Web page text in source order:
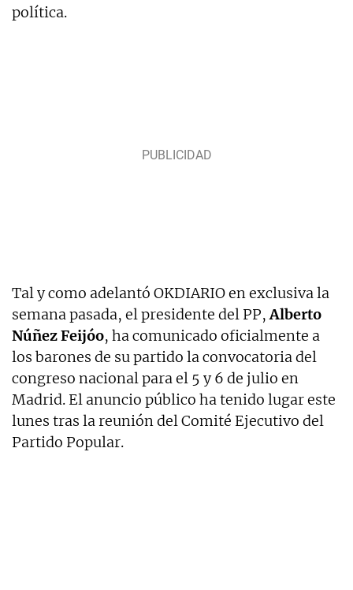
política.
Tal y como adelantó OKDIARIO en exclusiva la
semana pasada, el presidente del PP,Alberto
Núñez Feijóo, ha comunicado oficialmente a
los barones de su partido la convocatoria del
congreso nacional para el 5 y 6 de julio en
Madrid. El anuncio público ha tenido lugar este
lunes tras la reunión del Comité Ejecutivo del
Partido Popular.